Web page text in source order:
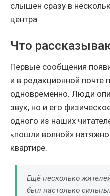
слышен сразу в
центра.
Что
Первые сообщения
и в редакционной почте
одновременно. Люди
звук, но и его
одного из наших
«пошли волной»
квартире.
Ещё несколько
был настолько